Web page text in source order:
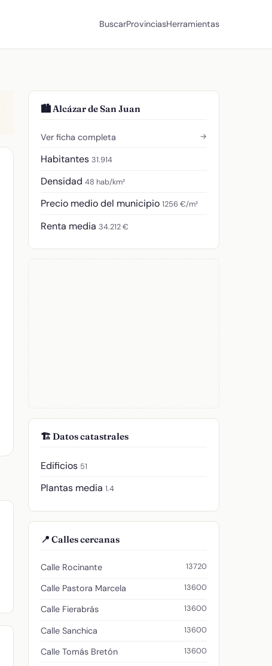
BuscarProvinciasHerramientas
🏙️ Alcázar de San Juan
Ver ficha completa →
Habitantes 31.914
Densidad 48 hab/km²
Precio medio del municipio 1256 €/m²
Renta media 34.212 €
🏗️ Datos catastrales
Edificios 51
Plantas media 1.4
📍 Calles cercanas
Calle Rocinante 13720
Calle Pastora Marcela 13600
Calle Fierabrás 13600
Calle Sanchica 13600
Calle Tomás Bretón 13600